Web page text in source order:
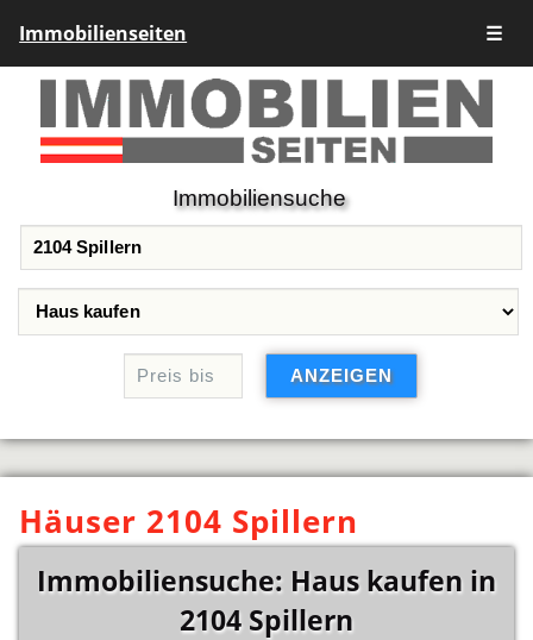
Immobilienseiten ☰
Immobiliensuche
Häuser 2104 Spillern
Immobiliensuche: Haus kaufen in
2104 Spillern